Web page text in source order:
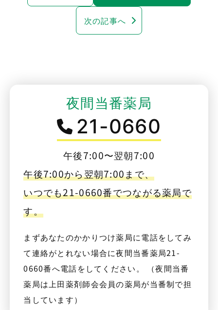
次の記事へ
夜間当番薬局
21-0660
午後7:00〜翌朝7:00
午後7:00から翌朝7:00まで、
いつでも21-0660番でつながる薬局で
す。
まずあなたのかかりつけ薬局に電話をしてみ
て連絡がとれない場合に夜間当番薬局21-
0660番へ電話をしてください。 （夜間当番
薬局は上田薬剤師会会員の薬局が当番制で担
当しています）